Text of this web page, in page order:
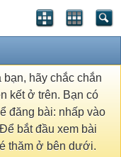
bạn, hãy chắc chắn
kết ở trên. Bạn có
đăng bài: nhấp vào
bắt đầu xem bài
thăm ở bên dưới.